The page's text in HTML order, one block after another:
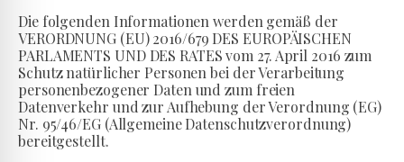
Die folgenden Informationen werden gemäß der
VERORDNUNG (EU) 2016/679 DES EUROPÄISCHEN
PARLAMENTS UND DES RATES vom 27. April 2016 zum
Schutz natürlicher Personen bei der Verarbeitung
personenbezogener Daten und zum freien
Datenverkehr und zur Aufhebung der Verordnung (EG)
Nr. 95/46/EG (Allgemeine Datenschutzverordnung)
bereitgestellt.